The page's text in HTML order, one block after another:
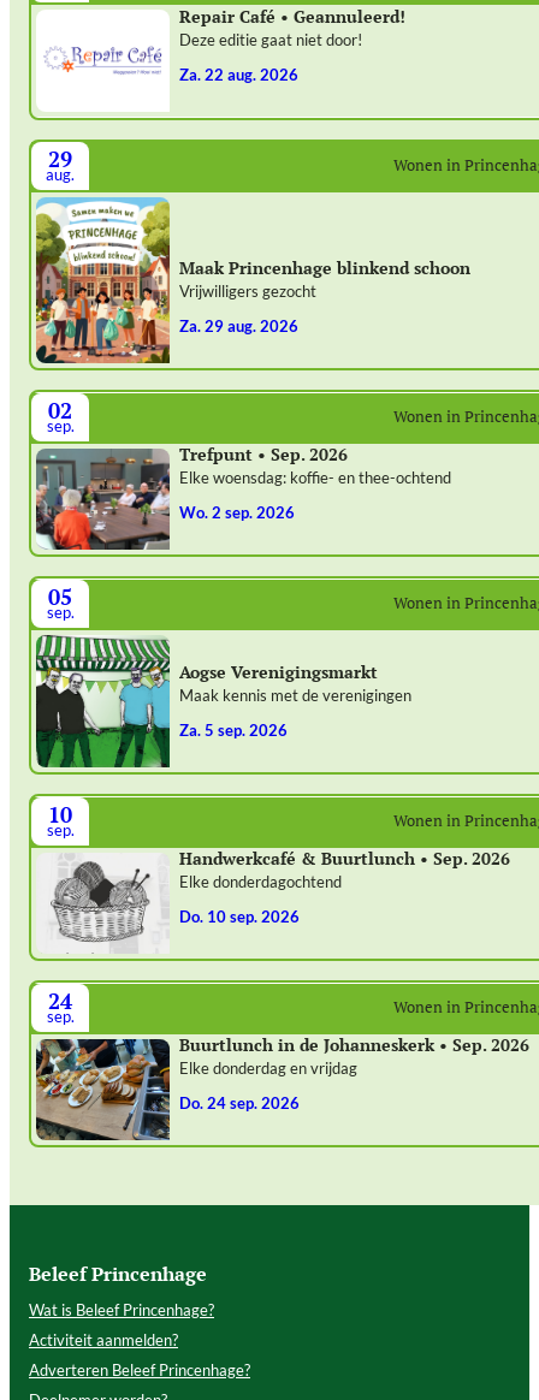
Repair Café • Geannuleerd!
Deze editie gaat niet door!
za. 22 aug. 2026
29
aug. Wonen in
Maak Princenhage blinkend schoon
Vrijwilligers gezocht
za. 29 aug. 2026
02
sep. Wonen in
Trefpunt • Sep. 2026
Elke woensdag: koffie- en thee-ochtend
wo. 2 sep. 2026
05
sep. Wonen in
Aogse Verenigingsmarkt
Maak kennis met de verenigingen
za. 5 sep. 2026
10
sep. Wonen in
Handwerkcafé & Buurtlunch • Sep. 2026
Elke donderdagochtend
do. 10 sep. 2026
24
sep. Wonen in
Buurtlunch in de Johanneskerk • Sep. 2026
Elke donderdag en vrijdag
do. 24 sep. 2026
Beleef Princenhage
Wat is Beleef Princenhage?
Activiteit aanmelden?
Adverteren Beleef Princenhage?